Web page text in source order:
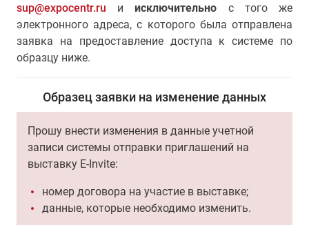
sup@expocentr.ru иисключительно с того же
электронного адреса, с которого была отправлена
заявка на предоставление доступа к системе по
образцу ниже.
Образец заявки на изменение данных
Прошу внести изменения в данные учетной
записи системы отправки приглашений на
выставку E-Invite:
номер договора на участие в выставке;
данные, которые необходимо изменить.